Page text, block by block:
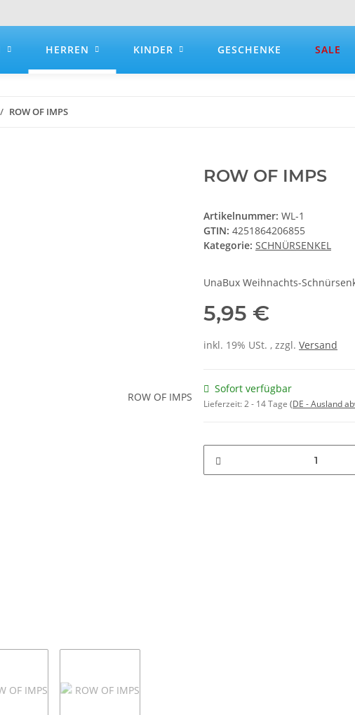
HERREN KINDER GESCHENKE SALE
ROW OF IMPS
ROW OF IMPS
Artikelnummer: WL-1
GTIN: 4251864206855
Kategorie: SCHNÜRSENKEL
UnaBux Weihnachts-
5,95 €
inkl. 19% USt. , zzgl. Versand
Sofort verfügbar
Lieferzeit:2 - 14 Tage (DE - Ausland